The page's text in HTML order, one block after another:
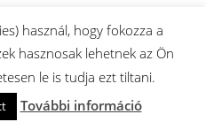
Minden Jog Fenntartva.
által FameThemes
használ, hogy fokozza a
hasznosak lehetnek az Ön
le is tudja ezt tiltani.
További információ